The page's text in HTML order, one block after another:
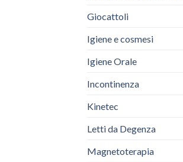
Giocattoli
Igiene e cosmesi
Igiene Orale
Incontinenza
Kinetec
Letti da Degenza
Magnetoterapia